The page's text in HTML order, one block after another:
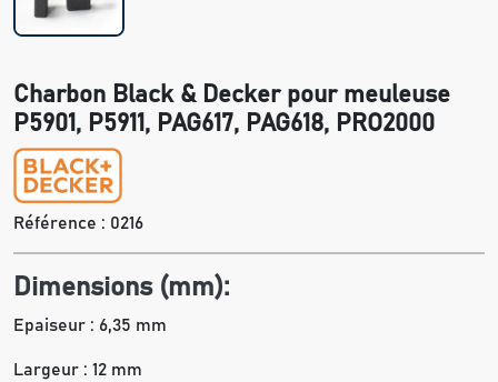
Charbon Black & Decker pour meuleuse
P5901, P5911, PAG617, PAG618, PRO2000
Référence : 0216
Dimensions (mm):
Epaiseur : 6,35 mm
Largeur : 12 mm